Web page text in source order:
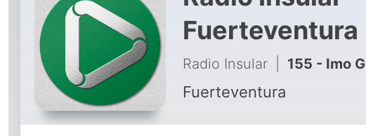
Fuerteventura
Radio Insular 155 - Imo González cierra temporada en 'Entre Notas y Anécdotas' con el cantautor malagueño Zenet
Fuerteventura